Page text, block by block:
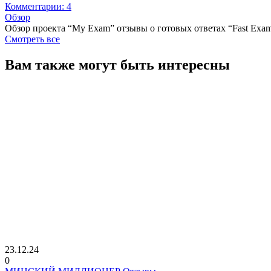
Комментарии: 4
Обзор
Обзор проекта “My Exam” отзывы о готовых ответах “Fast
Смотреть все
Вам также могут быть интересны
23.12.24
0